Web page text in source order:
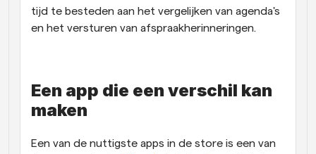
tijd te besteden aan het vergelijken van agenda's
en het versturen van afspraakherinneringen.
Een app die een verschil kan
maken
Een van de nuttigste apps in de store is een van